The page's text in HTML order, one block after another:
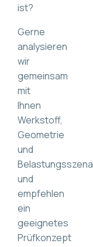
ist?
Gerne
analysieren
wir
gemeinsam
mit
Ihnen
Werkstoff,
Geometrie
und
und
empfehlen
ein
geeignetes
Prüfkonzept